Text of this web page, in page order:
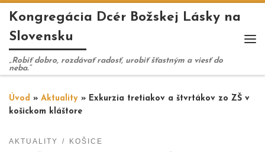
Skip to content
Kongregácia Dcér Božskej Lásky na
Slovensku
„Robiť dobro, rozdávať radosť, urobiť šťastným a viesť do
neba.“
Úvod » Aktuality » Exkurzia tretiakov a štvrtákov zo ZŠ v
košickom kláštore
AKTUALITY KOŠICE